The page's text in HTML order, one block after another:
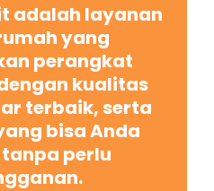
adalah layanan
yang
perangkat
kualitas
terbaik, serta
bisa Anda
perlu